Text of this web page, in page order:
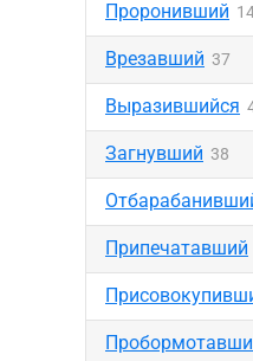
Проронивший
Врезавший 37
Выразившийся
Загнувший 38
Припечатавший